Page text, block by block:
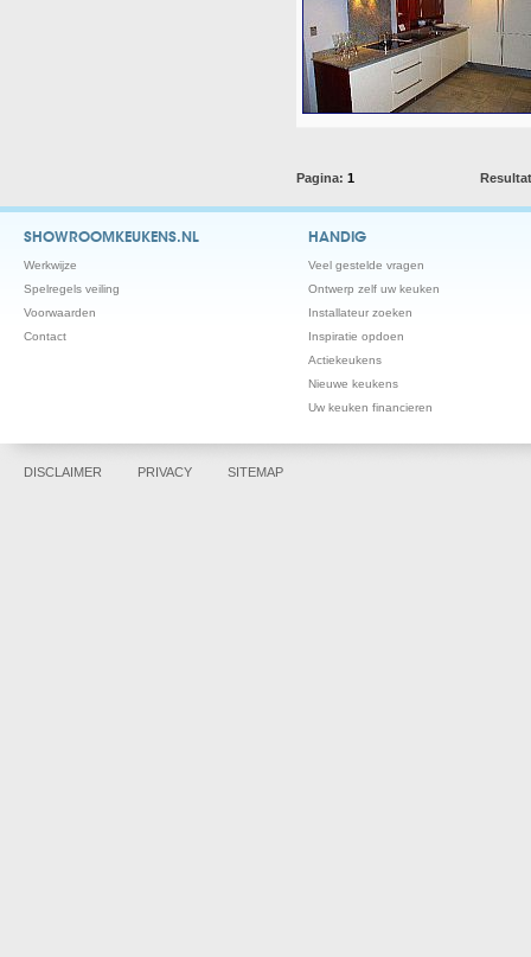
Pagina: 1
SHOWROOMKEUKENS.NL
Werkwijze
Spelregels veiling
Voorwaarden
Contact
HANDIG
Veel gestelde vragen
Ontwerp zelf uw keuken
Installateur zoeken
Inspiratie opdoen
Actiekeukens
Nieuwe keukens
Uw keuken financieren
DISCLAIMER PRIVACY SITEMAP